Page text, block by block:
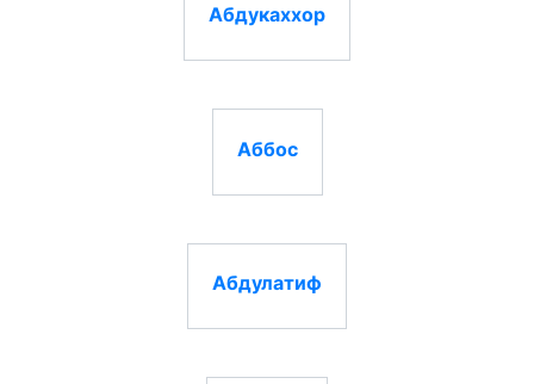
Абдукаххор
Аббос
Абдулатиф